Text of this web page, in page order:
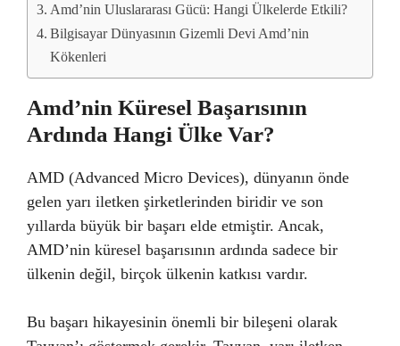
Amd’nin Uluslararası Gücü: Hangi Ülkelerde Etkili?
Bilgisayar Dünyasının Gizemli Devi Amd’nin
Kökenleri
Amd’nin Küresel Başarısının
Ardında Hangi Ülke Var?
AMD (Advanced Micro Devices), dünyanın önde
gelen yarı iletken şirketlerinden biridir ve son
yıllarda büyük bir başarı elde etmiştir. Ancak,
AMD’nin küresel başarısının ardında sadece bir
ülkenin değil, birçok ülkenin katkısı vardır.
Bu başarı hikayesinin önemli bir bileşeni olarak